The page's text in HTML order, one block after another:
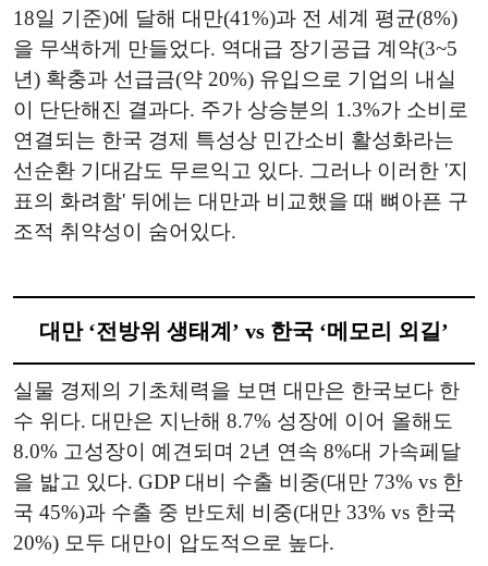
18일 기준)에 달해 대만(41%)과 전 세계 평균(8%)
을 무색하게 만들었다. 역대급 장기공급 계약(3~5
년) 확충과 선급금(약 20%) 유입으로 기업의 내실
이 단단해진 결과다. 주가 상승분의 1.3%가 소비로
연결되는 한국 경제 특성상 민간소비 활성화라는
선순환 기대감도 무르익고 있다. 그러나 이러한 '지
표의 화려함' 뒤에는 대만과 비교했을 때 뼈아픈 구
조적 취약성이 숨어있다.
대만 ‘전방위 생태계’ vs 한국 ‘메모리 외길’
실물 경제의 기초체력을 보면 대만은 한국보다 한
수 위다. 대만은 지난해 8.7% 성장에 이어 올해도
8.0% 고성장이 예견되며 2년 연속 8%대 가속페달
을 밟고 있다. GDP 대비 수출 비중(대만 73% vs 한
국 45%)과 수출 중 반도체 비중(대만 33% vs 한국
20%) 모두 대만이 압도적으로 높다.